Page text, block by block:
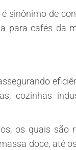
sinônimo de
para cafés da
cozinhas
os quais são
doce, até